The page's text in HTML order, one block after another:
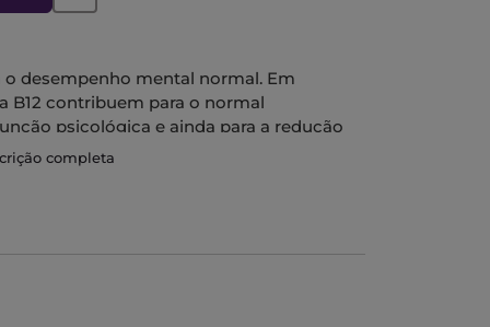
desempenho mental normal. Em
B12 contribuem para o normal
psicológica e ainda para a redução
duas vezes ao dia, de preferência
primeiros dias.
completa